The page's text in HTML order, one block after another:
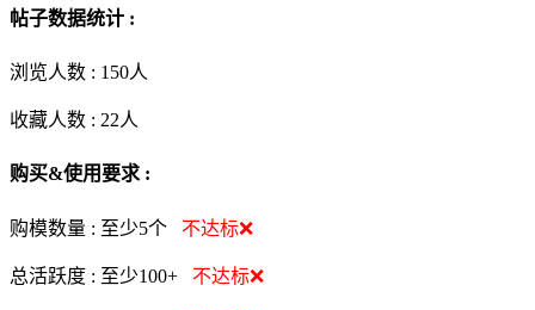
帖子数据统计 :
浏览人数 : 150人
收藏人数 : 22人
购买&使用要求 :
购模数量 : 至少5个 不达标❌
总活跃度 : 至少100+ 不达标❌